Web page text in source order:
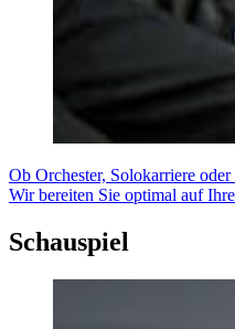
Ob Orchester, Solokarriere
Wir bereiten Sie optimal auf
Schauspiel